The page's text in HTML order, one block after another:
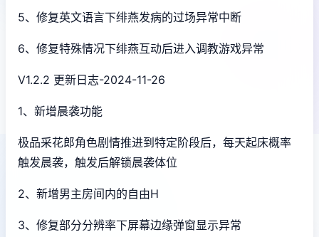
5、修复英文语言下绯燕发病的过场异常中断
6、修复特殊情况下绯燕互动后进入调教游戏异常
V1.2.2 更新日志-2024-11-26
1、新增晨袭功能
极品采花郎角色剧情推进到特定阶段后，每天起床概率
触发晨袭，触发后解锁晨袭体位
2、新增男主房间内的自由H
3、修复部分分辨率下屏幕边缘弹窗显示异常